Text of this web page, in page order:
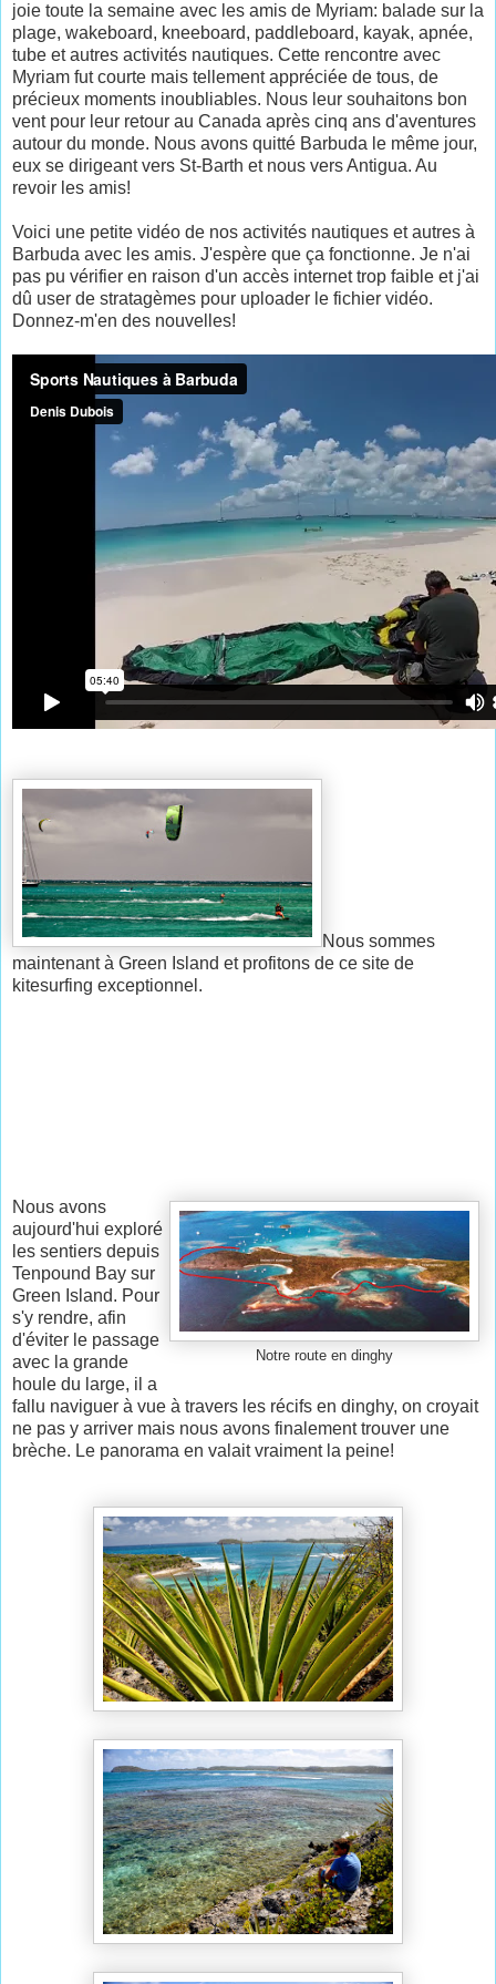
joie toute la semaine avec les amis de Myriam: balade sur la
plage, wakeboard, kneeboard, paddleboard, kayak, apnée,
tube et autres activités nautiques. Cette rencontre avec
Myriam fut courte mais tellement appréciée de tous, de
précieux moments inoubliables. Nous leur souhaitons bon
vent pour leur retour au Canada après cinq ans d'aventures
autour du monde. Nous avons quitté Barbuda le même jour,
eux se dirigeant vers St-Barth et nous vers Antigua. Au
revoir les amis!
Voici une petite vidéo de nos activités nautiques et autres à
Barbuda avec les amis. J'espère que ça fonctionne. Je n'ai
pas pu vérifier en raison d'un accès internet trop faible et j'ai
dû user de stratagèmes pour uploader le fichier vidéo.
Donnez-m'en des nouvelles!
Nous sommes
maintenant à Green Island et profitons de ce site de
kitesurfing exceptionnel.
Notre route en dinghy
Nous avons
aujourd'hui exploré
les sentiers depuis
Tenpound Bay sur
Green Island. Pour
s'y rendre, afin
d'éviter le passage
avec la grande
houle du large, il a
fallu naviguer à vue à travers les récifs en dinghy, on croyait
ne pas y arriver mais nous avons finalement trouver une
brèche. Le panorama en valait vraiment la peine!